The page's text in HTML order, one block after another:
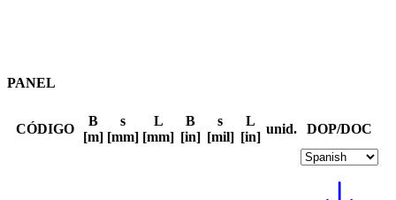
PANEL
CÓDIGO
B
[m]
s
[mm]
L
[mm]
B
[in]
s
[mil]
L
[in]
unid. DOP/DOC